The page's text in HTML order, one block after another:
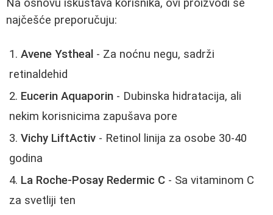
Na osnovu iskustava korisnika, ovi proizvodi se
najčešće preporučuju:
Avene Ystheal - Za noćnu negu, sadrži
retinaldehid
Eucerin Aquaporin - Dubinska hidratacija, ali
nekim korisnicima zapušava pore
Vichy LiftActiv - Retinol linija za osobe 30-40
godina
La Roche-Posay Redermic C - Sa vitaminom C
za svetliji ten